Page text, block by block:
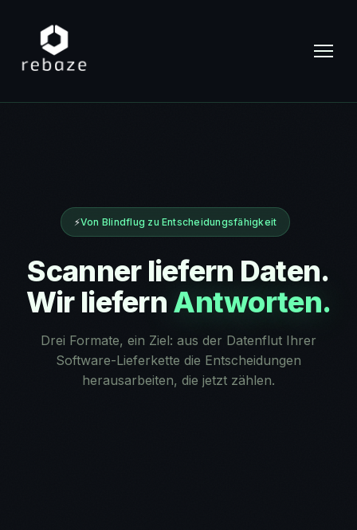
⚡Von Blindflug zu Entscheidungsfähigkeit
Scanner liefern Daten.
Wir liefern Antworten.
Drei Formate, ein Ziel: aus der Datenflut Ihrer
Software-Lieferkette die Entscheidungen
herausarbeiten, die jetzt zählen.